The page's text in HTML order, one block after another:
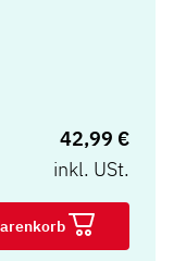
42,99 €
inkl. USt.